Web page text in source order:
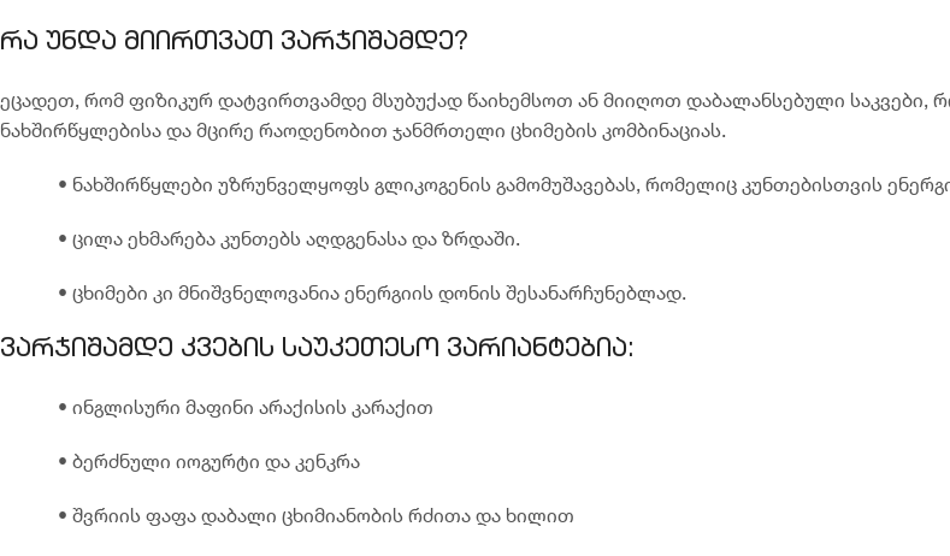
რა უნდა მიირთვათ ვარჯიშამდე?
ეცადეთ, რომ ფიზიკურ დატვირთვამდე მსუბუქად წაიხემსოთ ან მიიღოთ დაბალანსებული საკვები,
ნახშირწყლებისა და მცირე რაოდენობით ჯანმრთელი ცხიმების კომბინაციას.
• ნახშირწყლები უზრუნველყოფს გლიკოგენის გამომუშავებას, რომელიც კუნთებისთვის
• ცილა ეხმარება კუნთებს აღდგენასა და ზრდაში.
• ცხიმები კი მნიშვნელოვანია ენერგიის დონის შესანარჩუნებლად.
ვარჯიშამდე კვების საუკეთესო ვარიანტებია:
• ინგლისური მაფინი არაქისის კარაქით
• ბერძნული იოგურტი და კენკრა
• შვრიის ფაფა დაბალი ცხიმიანობის რძითა და ხილით